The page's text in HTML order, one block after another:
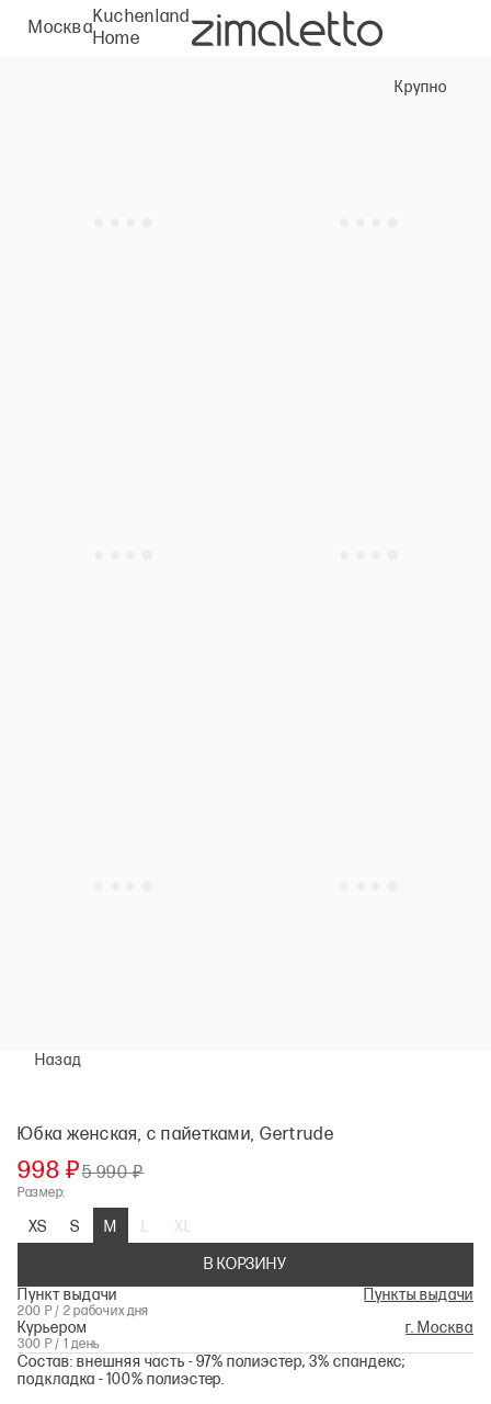
Москва
Kuchenland
Home
Крупно
Назад
Юбка женская, с пайетками, Gertrude
998 ₽5 990 ₽
Размер:
XS S M L
XL
В КОРЗИНУ
Пункт выдачи
Пункты выдачи
200 Р / 2 рабочих дня
Курьером г. Москва
300 Р / 1 день
Состав: внешняя часть - 97% полиэстер, 3% спандекс;
подкладка - 100% полиэстер.